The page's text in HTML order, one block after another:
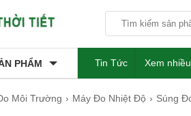
PHẨM Tin Tức Xem
Môi Trường Máy Đo Nhiệt Độ Súng